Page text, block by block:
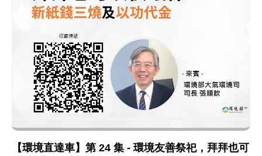
【環境直達車】第 24 集 - 環境友善祭祀，拜拜也可